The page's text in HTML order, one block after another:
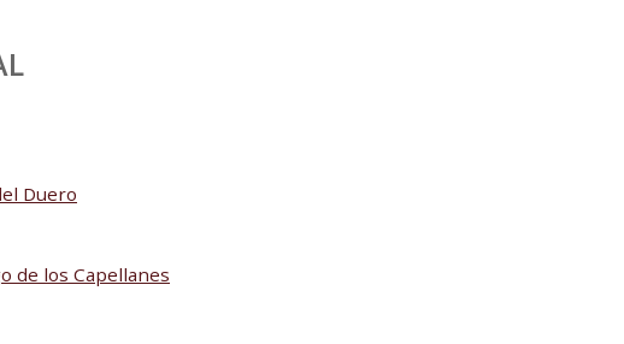
Duero
de los Capellanes